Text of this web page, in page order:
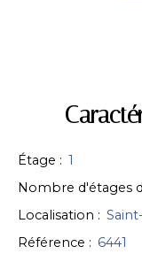
Étage : 1
Nombre d'étages
Localisation :
Référence : 6441